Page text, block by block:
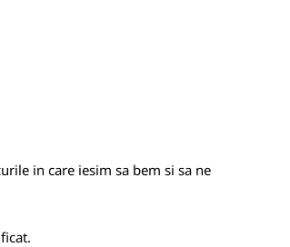
in care iesim sa bem si sa ne